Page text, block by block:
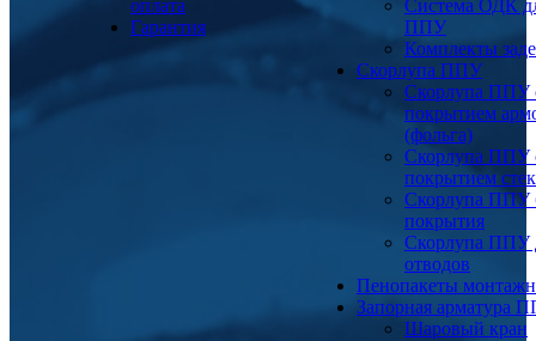
оплата
Гарантия
Система ОДК
ППУ
Комплекты
Скорлупа ППУ
Скорлупа ППУ
покрытием
(фольга)
Скорлупа ППУ
покрытием
Скорлупа ППУ
покрытия
Скорлупа ППУ
отводов
Пенопакеты
Запорная арматура
Шаровый кран